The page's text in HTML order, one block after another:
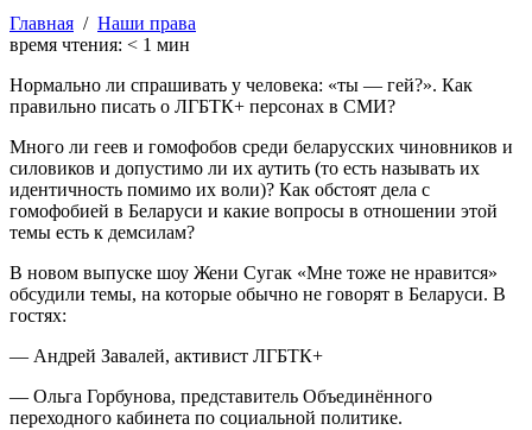
Главная / Наши права
время чтения: < 1 мин
Нормально ли спрашивать у человека: «ты — гей?». Как
правильно писать о ЛГБТК+ персонах в СМИ?
Много ли геев и гомофобов среди беларусских чиновников и
силовиков и допустимо ли их аутить (то есть называть их
идентичность помимо их воли)? Как обстоят дела с
гомофобией в Беларуси и какие вопросы в отношении этой
темы есть к демсилам?
В новом выпуске шоу Жени Сугак «Мне тоже не нравится»
обсудили темы, на которые обычно не говорят в Беларуси. В
гостях:
— Андрей Завалей, активист ЛГБТК+
— Ольга Горбунова, представитель Объединённого
переходного кабинета по социальной политике.